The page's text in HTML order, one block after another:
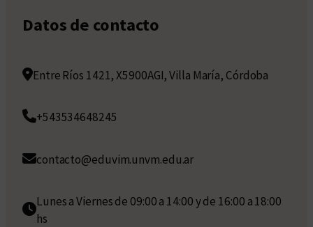
Datos de contacto
Entre Ríos 1421, X5900AGI, Villa María, Córdoba
+543534648245
contacto@eduvim.unvm.edu.ar
Lunes a Viernes de 09:00 a 14:00 y de 16:00 a 18:00
hs